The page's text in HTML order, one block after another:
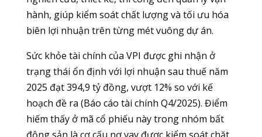
hành, giúp kiểm soát chất lượng và tối ưu hóa
biên lợi nhuận trên từng mét vuông dự án.
Sức khỏe tài chính của VPI được ghi nhận ở
trạng thái ổn định với lợi nhuận sau thuế năm
2025 đạt 394,9 tỷ đồng, vượt 12% so với kế
hoạch đề ra (Báo cáo tài chính Q4/2025). Điểm
hiếm thấy ở mã cổ phiếu này trong nhóm bất